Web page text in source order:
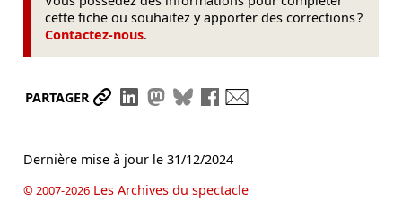
cette fiche ou souhaitez y apporter des corrections ?
Contactez-nous.
PARTAGER Partager le lien
Partager sur LinkedIn
Partager sur Mastodon
Partager sur Bluesky
Partager sur Facebook
Dernière mise à jour le 31/12/2024
© 2007-2026Les Archives du spectacle